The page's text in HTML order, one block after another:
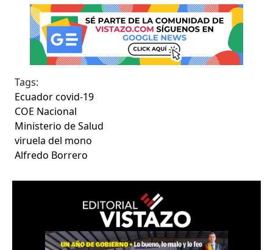
Tags:
Ecuador covid-19
COE Nacional
Ministerio de Salud
viruela del mono
Alfredo Borrero